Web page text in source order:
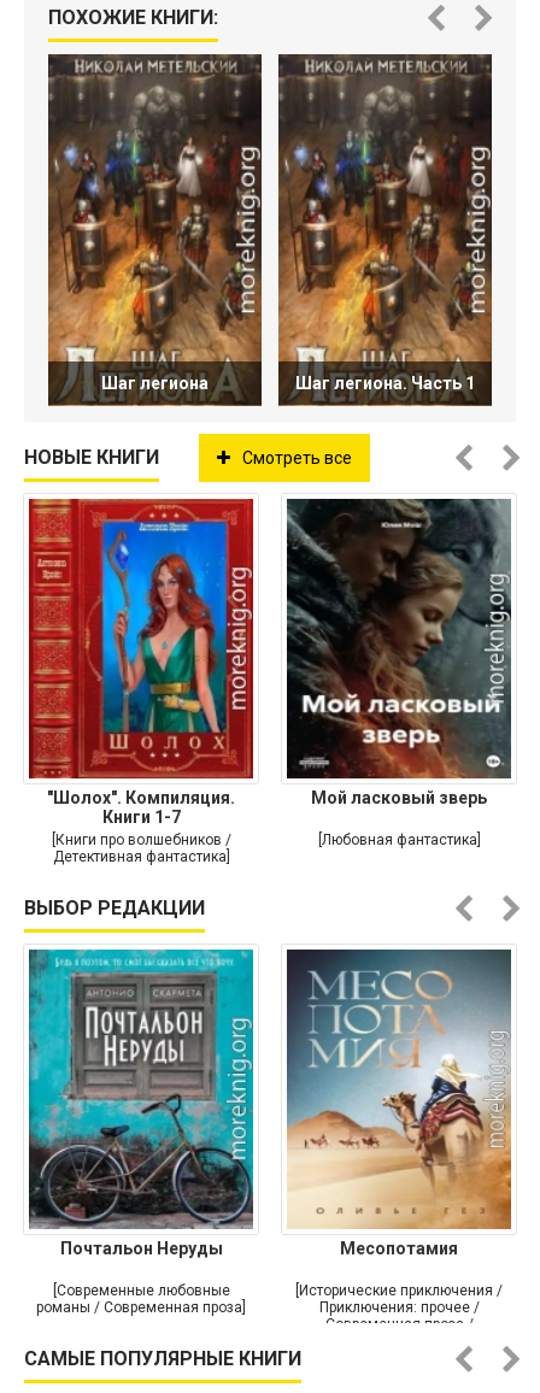
ПОХОЖИЕ КНИГИ:
Шаг легиона Шаг легиона. Часть 1
НОВЫЕ КНИГИ Смотреть все
"Шолох". Компиляция.
Книги 1-7
[Книги про волшебников /
Детективная фантастика]
Мой ласковый зверь
[Любовная фантастика]
ВЫБОР РЕДАКЦИИ
Почтальон Неруды
[Современные любовные
романы / Современная проза]
Месопотамия
[Исторические приключения /
Приключения: прочее /
Современная проза /
САМЫЕ ПОПУЛЯРНЫЕ КНИГИ